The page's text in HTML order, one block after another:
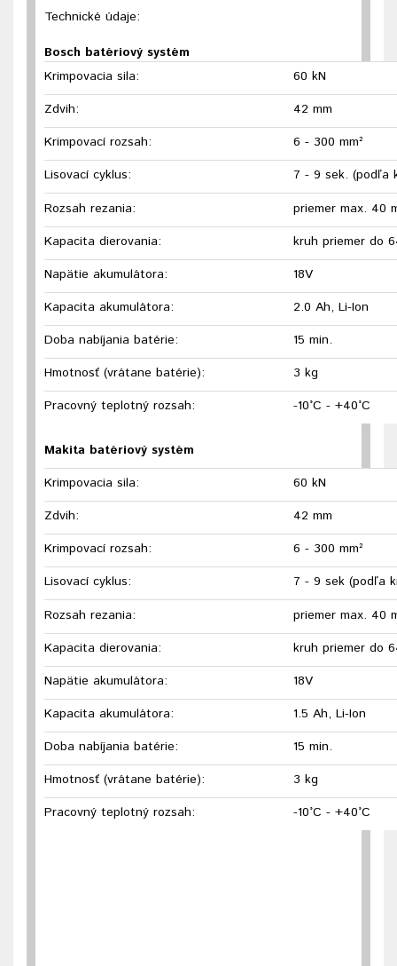
Technické údaje:
Bosch batériový systém
Krimpovacia sila:
60 kN
Zdvih:
42 mm
Krimpovací rozsah:
6 - 300 mm²
Lisovací cyklus:
Rozsah rezania:
Kapacita dierovania:
7 - 9 sek. (podľa
priemer max. 40
kruh priemer do
Napätie akumulátora:
18V
Kapacita akumulátora:
2.0 Ah, Li-Ion
Doba nabíjania batérie:
15 min.
Hmotnosť (vrátane batérie):
3 kg
Pracovný teplotný rozsah:
-10°C - +40°C
Makita batériový systém
Krimpovacia sila:
60 kN
Zdvih:
42 mm
Krimpovací rozsah:
6 - 300 mm²
Lisovací cyklus:
Rozsah rezania:
Kapacita dierovania:
7 - 9 sek (podľa
priemer max. 40
kruh priemer do
Napätie akumulátora:
18V
Kapacita akumulátora:
1.5 Ah, Li-Ion
Doba nabíjania batérie:
15 min.
Hmotnosť (vrátane batérie):
3 kg
Pracovný teplotný rozsah:
-10°C - +40°C